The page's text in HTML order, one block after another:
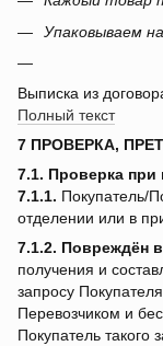
Упаковываем
Выписка из
Полный текст
7 ПРОВЕРКА,
7.1. Проверка при
7.1.1. Покупатель/
отделении или в
7.1.2. Повреждён
получения и
запросу
Перевозчиком и
Покупатель такого